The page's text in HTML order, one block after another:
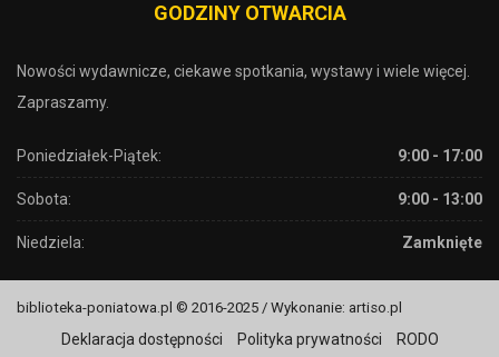
GODZINY OTWARCIA
Nowości wydawnicze, ciekawe spotkania, wystawy i wiele więcej.
Zapraszamy.
Poniedziałek-Piątek: 9:00 - 17:00
Sobota: 9:00 - 13:00
Niedziela: Zamknięte
biblioteka-poniatowa.pl © 2016-2025 / Wykonanie: artiso.pl
Deklaracja dostępności Polityka prywatności RODO